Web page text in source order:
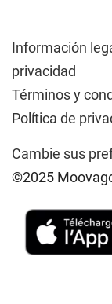
Información
privacidad
Términos y
Política de
Cambie sus
©2025